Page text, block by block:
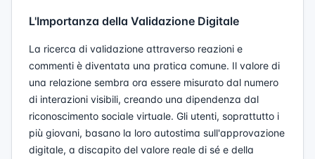
L'Importanza della Validazione Digitale
La ricerca di validazione attraverso reazioni e
commenti è diventata una pratica comune. Il valore di
una relazione sembra ora essere misurato dal numero
di interazioni visibili, creando una dipendenza dal
riconoscimento sociale virtuale. Gli utenti, soprattutto i
più giovani, basano la loro autostima sull'approvazione
digitale, a discapito del valore reale di sé e della